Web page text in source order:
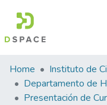
Statistics
Home